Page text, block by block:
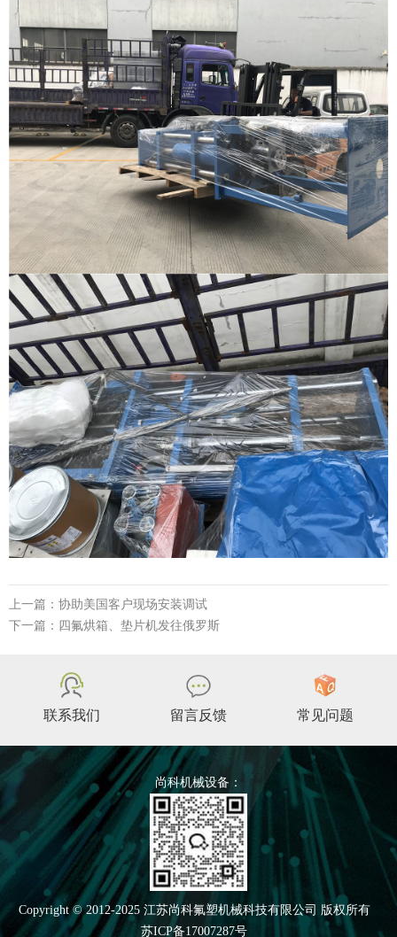
上一篇：协助美国客户现场安装调试
下一篇：四氟烘箱、垫片机发往俄罗斯
联系我们 留言反馈 常见问题
尚科机械设备：
Copyright © 2012-2025 江苏尚科氟塑机械科技有限公司 版权所有
苏ICP备17007287号